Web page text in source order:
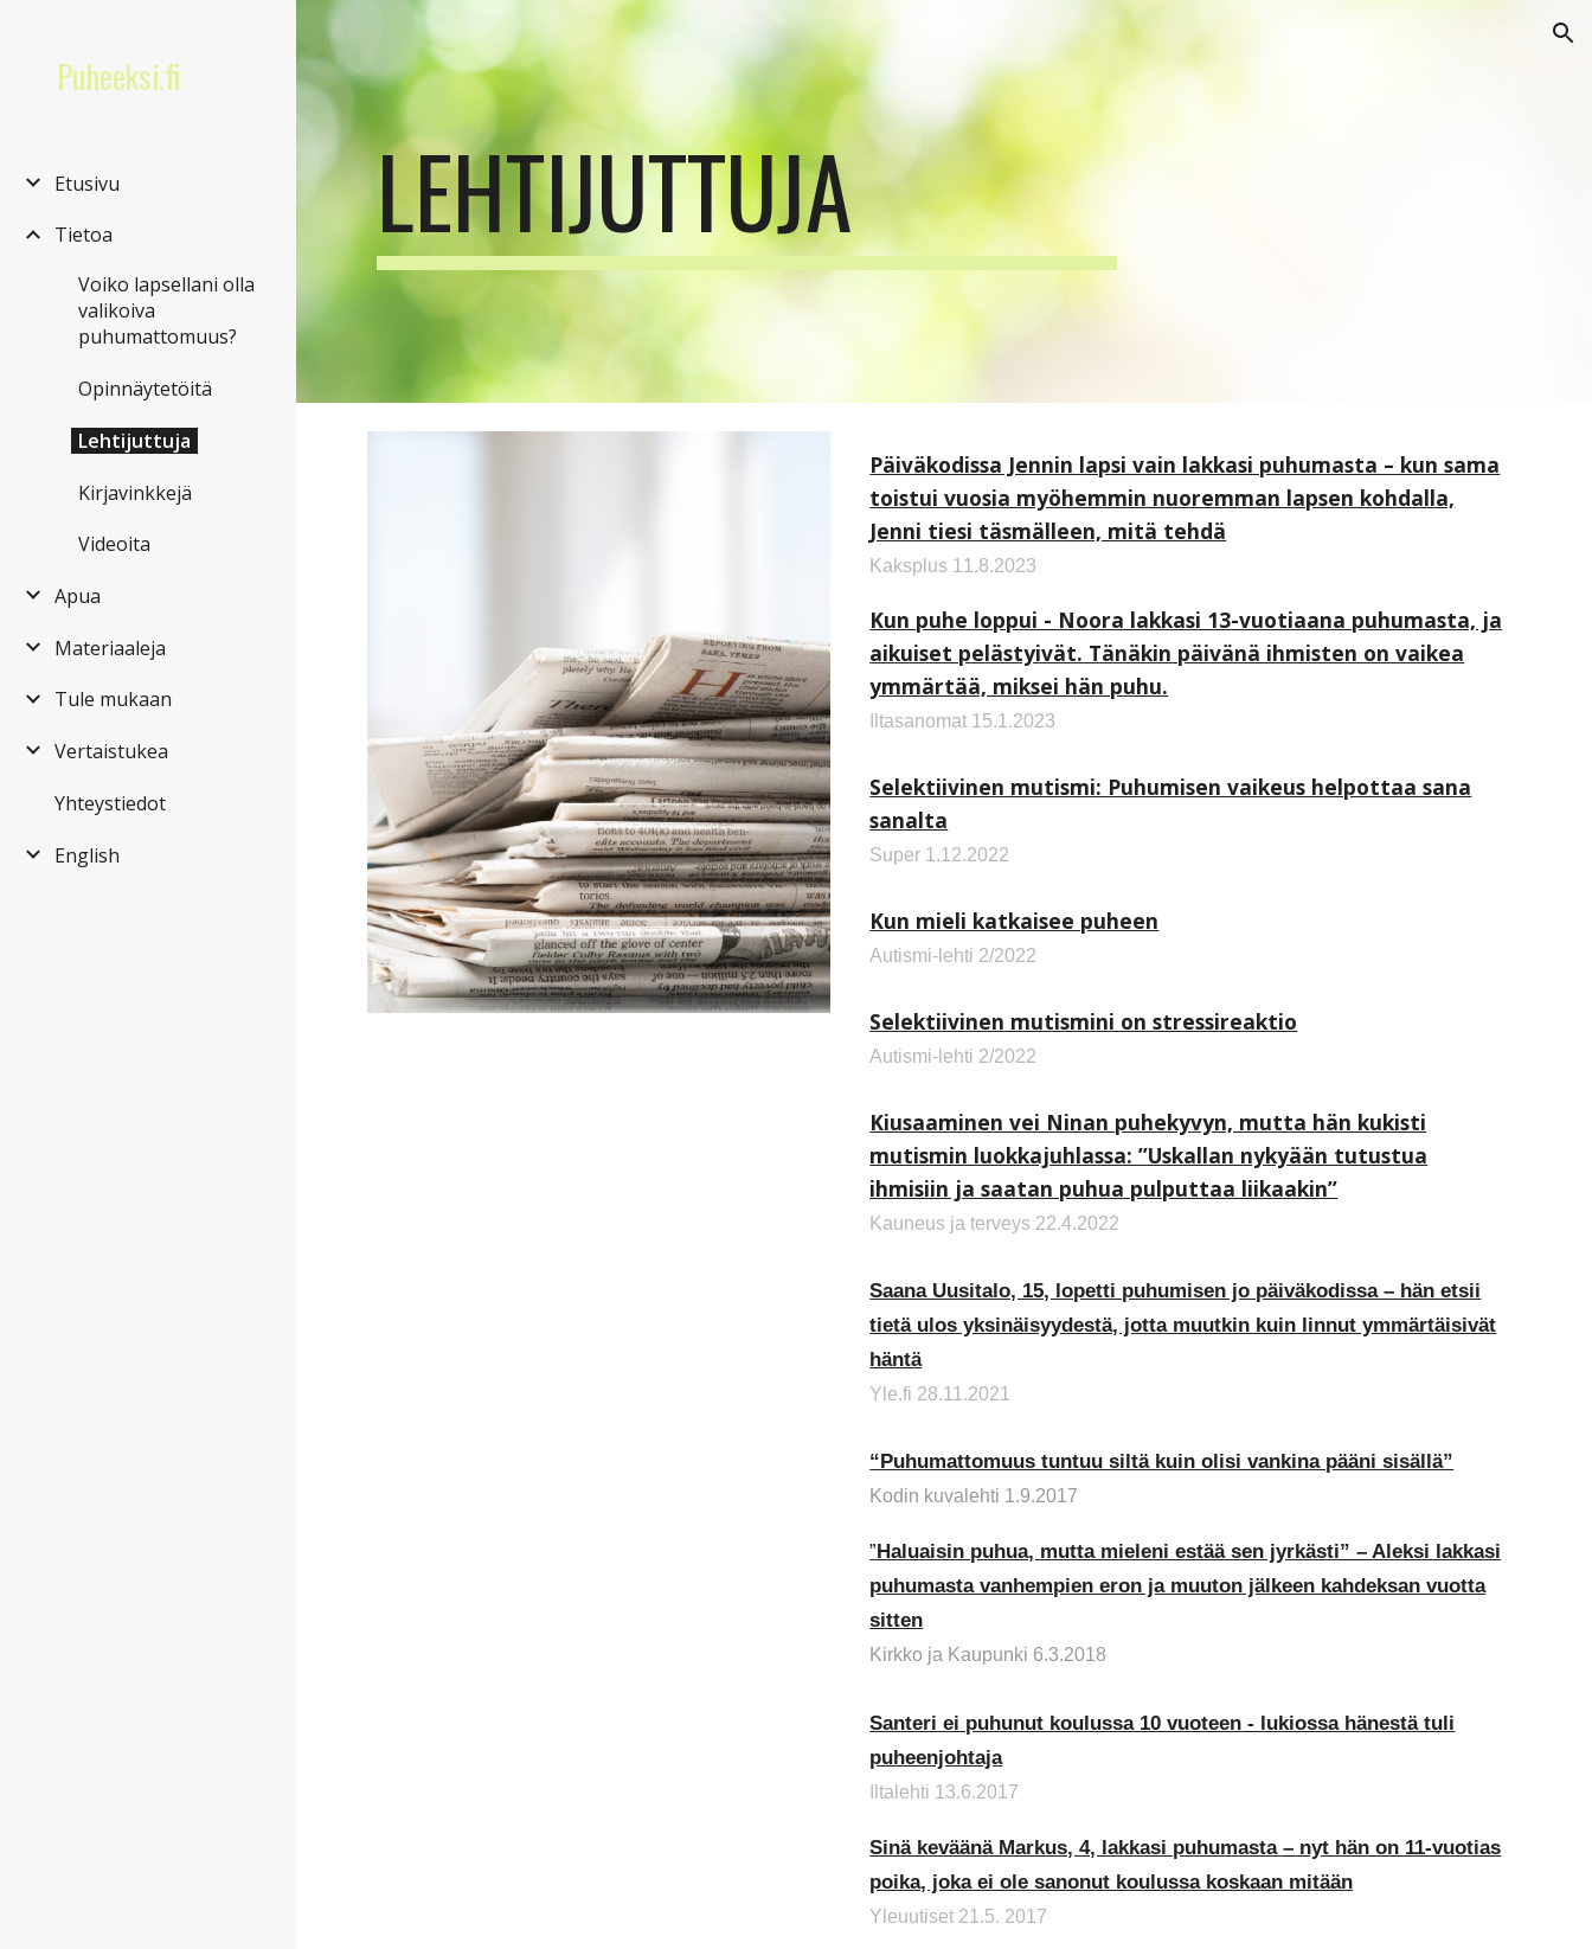
Skip to main content
Puheeksi.fi
Etusivu
Tietoa
Voiko lapsellani olla
valikoiva
puhumattomuus?
Opinnäytetöitä
Lehtijuttuja
Kirjavinkkejä
Videoita
Apua
Materiaaleja
Tule mukaan
Vertaistukea
Yhteystiedot
English
LEHTIJUTTUJA
Päiväkodissa Jennin lapsi vain lakkasi puhumasta – kun sama
toistui vuosia myöhemmin nuoremman lapsen kohdalla,
Jenni tiesi täsmälleen, mitä tehdä
Kaksplus 1 1.8.2023
Kun puhe loppui - Noora lakkasi 13-vuotiaana puhumasta, ja
aikuiset pelästyivät. Tänäkin päivänä ihmisten on vaikea
ymmärtää, miksei hän puhu.
Iltasanomat 15.1.2023
Selektiivinen mutismi: Puhumisen vaikeus helpottaa sana
sanalta
Super 1.12.2022
Kun mieli katkaisee puheen
Autismi-lehti 2/2022
Selektiivinen mutismini on stressireaktio
Autismi-lehti 2/2022
Kiusaaminen vei Ninan puhekyvyn, mutta hän kukisti
mutismin luokkajuhlassa: ”Uskallan nykyään tutustua
ihmisiin ja saatan puhua pulputtaa liikaakin”
Kauneus ja terveys 22.4.2022
Saana Uusitalo, 15, lopetti puhumisen jo päiväkodissa – hän etsii
tietä ulos yksinäisyydestä, jotta muutkin kuin linnut ymmärtäisivät
häntä
Yle.fi 28.11.2021
“Puhumattomuus tuntuu siltä kuin olisi vankina pääni sisällä”
Kodin kuvalehti 1.9.2017
”Haluaisin puhua, mutta mieleni estää sen jyrkästi” – Aleksi lakkasi
puhumasta vanhempien eron ja muuton jälkeen kahdeksan vuotta
sitten
Kirkko ja Kaupunki 6.3.2018
Santeri ei puhunut koulussa 10 vuoteen - lukiossa hänestä tuli
puheenjohtaja
Iltalehti 13.6.2017
Sinä keväänä Markus, 4, lakkasi puhumasta – nyt hän on 11-vuotias
poika, joka ei ole sanonut koulussa koskaan mitään
Yleuutiset 21.5. 2017